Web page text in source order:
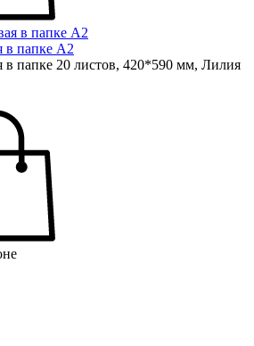
в папке А2
в папке 20 листов, 420*590 мм, Лилия